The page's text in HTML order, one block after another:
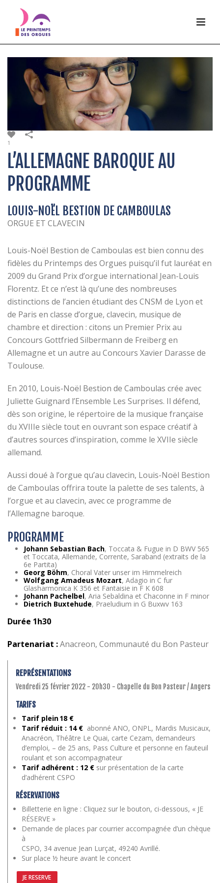
1
L’ALLEMAGNE BAROQUE AU
PROGRAMME
LOUIS-NOËL BESTION DE CAMBOULAS
ORGUE ET CLAVECIN
Louis-Noël Bestion de Camboulas est bien connu des
fidèles du Printemps des Orgues puisqu’il fut lauréat en
2009 du Grand Prix d’orgue international Jean-Louis
Florentz. Et ce n’est là qu’une des nombreuses
distinctions de l’ancien étudiant des CNSM de Lyon et
de Paris en classe d’orgue, clavecin, musique de
chambre et direction : citons un Premier Prix au
Concours Gottfried Silbermann de Freiberg en
Allemagne et un autre au Concours Xavier Darasse de
Toulouse.
En 2010, Louis-Noël Bestion de Camboulas crée avec
Juliette Guignard l’Ensemble Les Surprises. Il défend,
dès son origine, le répertoire de la musique française
du XVIIIe siècle tout en ouvrant son espace créatif à
d’autres sources d’inspiration, comme le XVIIe siècle
allemand.
Aussi doué à l’orgue qu’au clavecin, Louis-Noël Bestion
de Camboulas offrira toute la palette de ses talents, à
l’orgue et au clavecin, avec ce programme de
l’Allemagne baroque.
PROGRAMME
Johann Sebastian Bach, Toccata & Fugue in D BWV 565
et Toccata, Allemande, Corrente, Saraband (extraits de la
6e Partita)
Georg Böhm, Choral Vater unser im Himmelreich
Wolfgang Amadeus Mozart, Adagio in C fur
Glasharmonica K 356 et Fantaisie in F K 608
Johann Pachelbel, Aria Sebaldina et Chaconne in F minor
Dietrich Buxtehude, Praeludium in G Buxwv 163
Durée 1h30
Partenariat :Anacreon, Communauté du Bon Pasteur
REPRÉSENTATIONS
Vendredi 25 février 2022 - 20h30 - Chapelle du Bon Pasteur / Angers
TARIFS
Tarif plein 18 €
Tarif réduit : 14 € abonné ANO, ONPL, Mardis Musicaux,
Anacréon, Théâtre Le Quai, carte Cezam, demandeurs
d’emploi, – de 25 ans, Pass Culture et personne en fauteuil
roulant et son accompagnateur
Tarif adhérent : 12 €sur présentation de la carte
d’adhérent CSPO
RÉSERVATIONS
Billetterie en ligne : Cliquez sur le bouton, ci-dessous, « JE
RÉSERVE »
Demande de places par courrier accompagnée d’un chèque
à
CSPO, 34 avenue Jean Lurçat, 49240 Avrillé.
Sur place ½ heure avant le concert
JE RESERVE